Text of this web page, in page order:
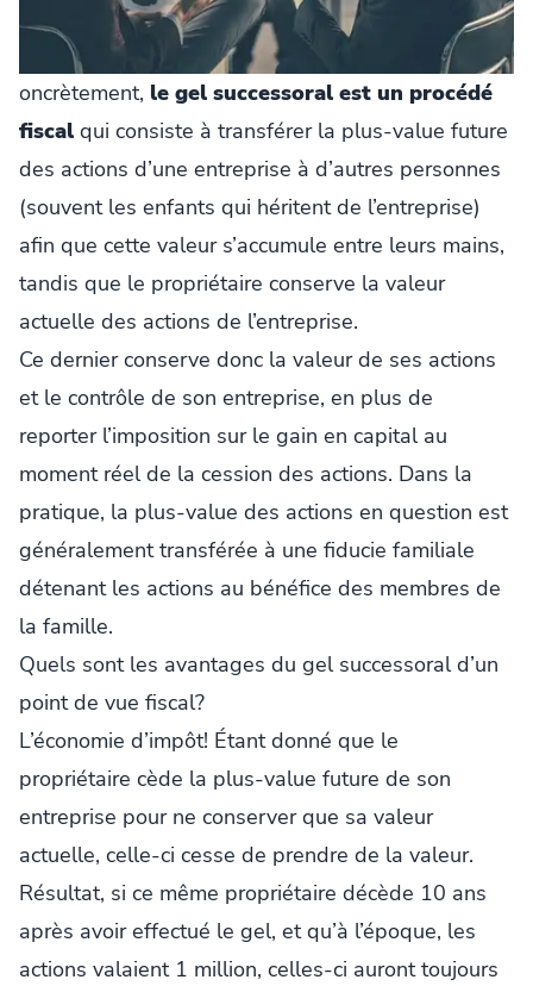
oncrètement, le gel successoral est un procédé
fiscal qui consiste à transférer la plus-value future
des actions d’une entreprise à d’autres personnes
(souvent les enfants qui héritent de l’entreprise)
afin que cette valeur s’accumule entre leurs mains,
tandis que le propriétaire conserve la valeur
actuelle des actions de l’entreprise.
Ce dernier conserve donc la valeur de ses actions
et le contrôle de son entreprise, en plus de
reporter l’imposition sur le gain en capital au
moment réel de la cession des actions. Dans la
pratique, la plus-value des actions en question est
généralement transférée à une fiducie familiale
détenant les actions au bénéfice des membres de
la famille.
Quels sont les avantages du gel successoral d’un
point de vue fiscal?
L’économie d’impôt! Étant donné que le
propriétaire cède la plus-value future de son
entreprise pour ne conserver que sa valeur
actuelle, celle-ci cesse de prendre de la valeur.
Résultat, si ce même propriétaire décède 10 ans
après avoir effectué le gel, et qu’à l’époque, les
actions valaient 1 million, celles-ci auront toujours